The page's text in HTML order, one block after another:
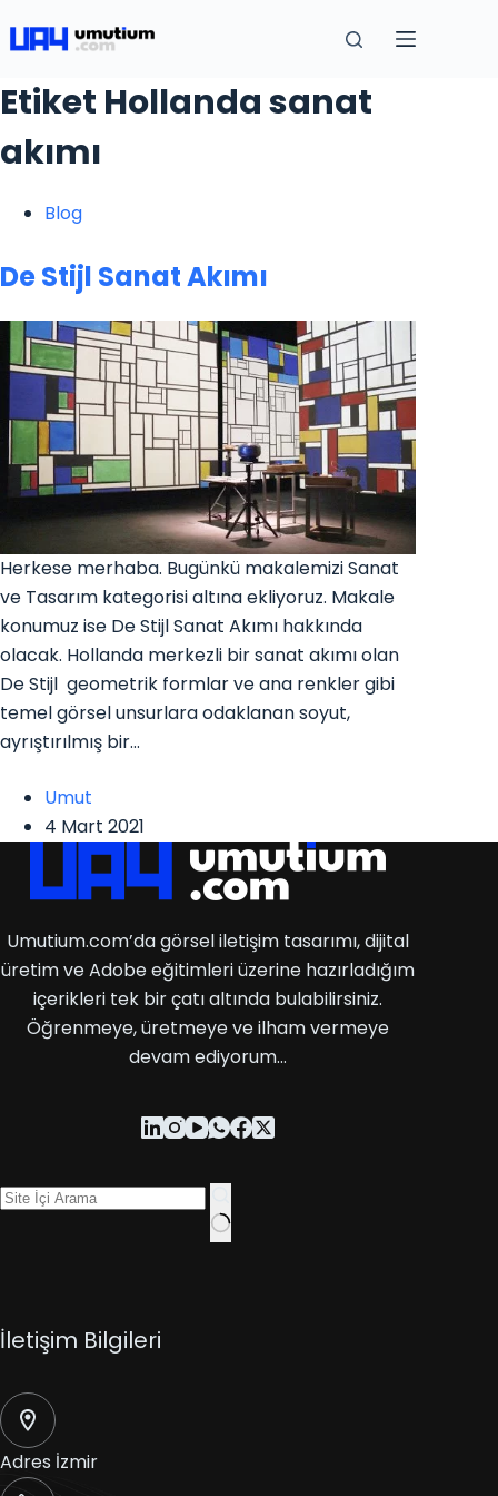
Etiket Hollanda sanat
akımı
Blog
De Stijl Sanat Akımı
Herkese merhaba. Bugünkü makalemizi Sanat
ve Tasarım kategorisi altına ekliyoruz. Makale
konumuz ise De Stijl Sanat Akımı hakkında
olacak. Hollanda merkezli bir sanat akımı olan
De Stijl geometrik formlar ve ana renkler gibi
temel görsel unsurlara odaklanan soyut,
ayrıştırılmış bir…
Umut
4 Mart 2021
Umutium.com’da görsel iletişim tasarımı, dijital
üretim ve Adobe eğitimleri üzerine hazırladığım
içerikleri tek bir çatı altında bulabilirsiniz.
Öğrenmeye, üretmeye ve ilham vermeye
devam ediyorum…
İletişim Bilgileri
Adres İzmir